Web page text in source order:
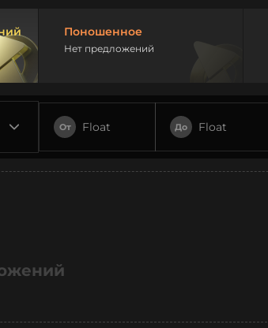
Поношенное
Нет предложений
От Float До Float